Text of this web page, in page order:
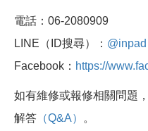
電話：06-2080909
LINE（ID搜尋）： @inpad
Facebook： https://
如有維修或報修相關問題
解答 （Q&A） 。